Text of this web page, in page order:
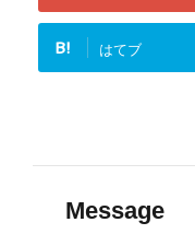
B! はてブ
Message